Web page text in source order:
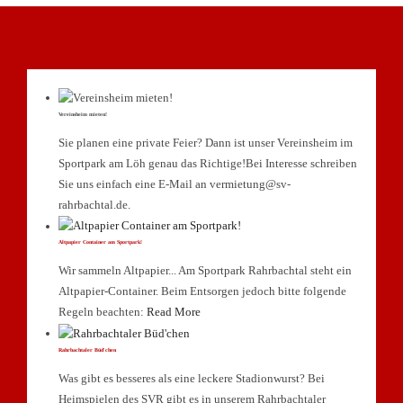
Vereinsheim mieten!
Sie planen eine private Feier? Dann ist unser Vereinsheim im
Sportpark am Löh genau das Richtige!Bei Interesse schreiben
Sie uns einfach eine E-Mail an vermietung@sv-
rahrbachtal.de.
Altpapier Container am Sportpark!
Wir sammeln Altpapier... Am Sportpark Rahrbachtal steht ein
Altpapier-Container. Beim Entsorgen jedoch bitte folgende
Regeln beachten: Read More
Rahrbachtaler Büd'chen
Was gibt es besseres als eine leckere Stadionwurst? Bei
Heimspielen des SVR gibt es in unserem Rahrbachtaler